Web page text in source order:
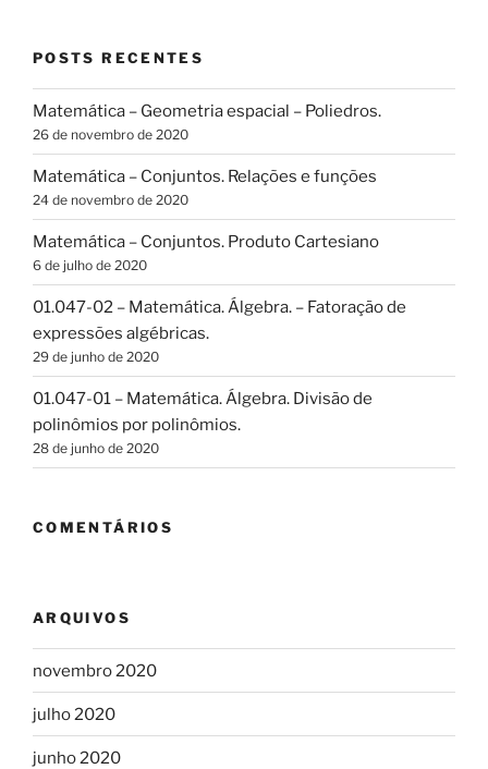
POSTS RECENTES
Matemática – Geometria espacial – Poliedros.
26 de novembro de 2020
Matemática – Conjuntos. Relações e funções
24 de novembro de 2020
Matemática – Conjuntos. Produto Cartesiano
6 de julho de 2020
01.047-02 – Matemática. Álgebra. – Fatoração de
expressões algébricas.
29 de junho de 2020
01.047-01 – Matemática. Álgebra. Divisão de
polinômios por polinômios.
28 de junho de 2020
COMENTÁRIOS
ARQUIVOS
novembro 2020
julho 2020
junho 2020